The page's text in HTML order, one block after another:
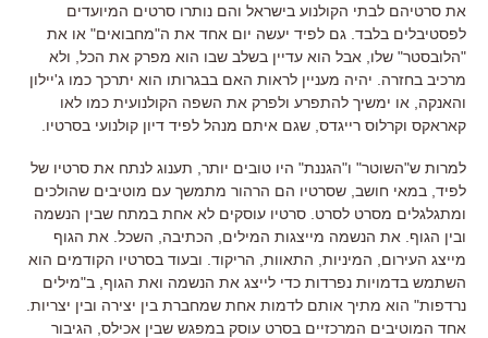
את סרטיהם לבתי הקולנוע בישראל והם נותרו סרטים המיועדים
לפסטיבלים בלבד. גם לפיד יעשה יום אחד את ה"מחבואים" או את
"הלובסטר" שלו, אבל הוא עדיין בשלב שבו הוא מפרק את הכל, ולא
מרכיב בחזרה. יהיה מעניין לראות האם בבגרותו הוא יתרכך כמו ג'יילון
והאנקה, או ימשיך להתפרע ולפרק את השפה הקולנועית כמו לאו
קאראקס וקרלוס רייגדס, שגם איתם מנהל לפיד דיון קולנועי בסרטיו.
למרות ש"השוטר" ו"הגננת" היו טובים יותר, תענוג לנתח את סרטיו של
לפיד, במאי חושב, שסרטיו הם הרהור מתמשך עם מוטיבים שהולכים
ומתגלגלים מסרט לסרט. סרטיו עוסקים לא אחת במתח שבין הנשמה
ובין הגוף. את הנשמה מייצגות המילים, הכתיבה, השכל. את הגוף
מייצג העירום, המיניות, התאוות, הריקוד. ובעוד בסרטיו הקודמים הוא
השתמש בדמויות נפרדות כדי לייצג את הנשמה ואת הגוף, ב"מילים
נרדפות" הוא מתיך אותם לדמות אחת שמחברת בין יצירה ובין יצריות.
אחד המוטיבים המרכזיים בסרט עוסק במפגש שבין אכילס, הגיבור